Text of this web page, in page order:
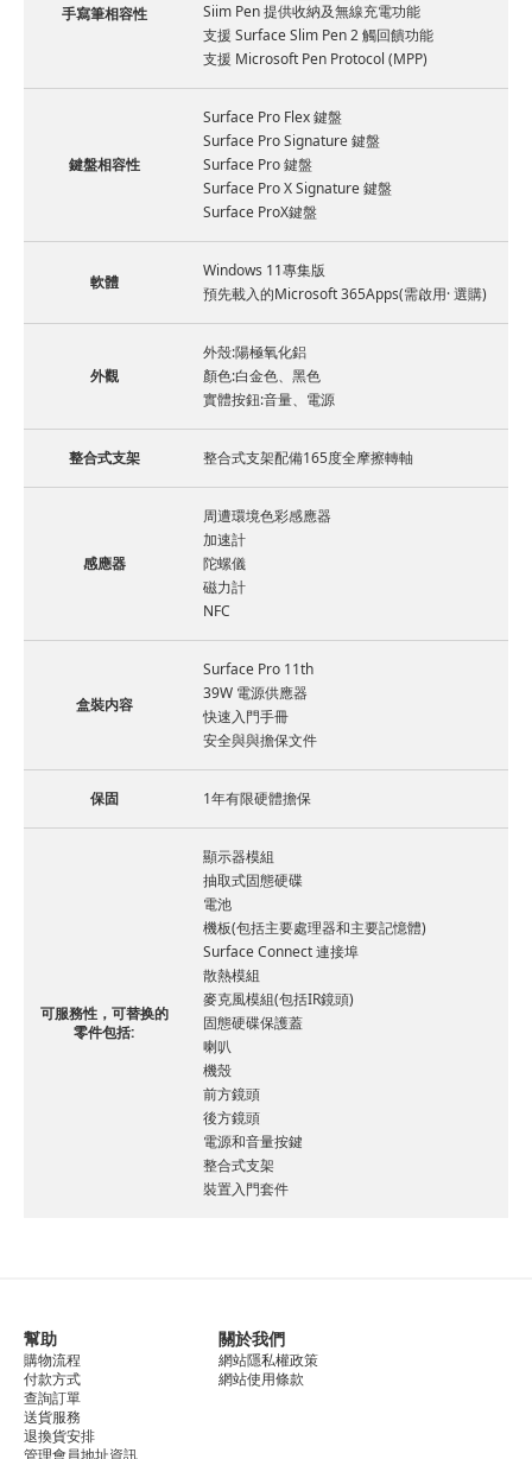
手寫筆相容性
Siim Pen 提供收納及無線充電功能
支援 Surface Slim Pen 2 觸回饋功能
支援 Microsoft Pen Protocol (MPP)
鍵盤相容性
Surface Pro Flex 鍵盤
Surface Pro Signature 鍵盤
Surface Pro 鍵盤
Surface Pro X Signature 鍵盤
Surface ProX鍵盤
軟體
Windows 11專集版
預先載入的Microsoft 365Apps(需啟用· 選購)
外觀
外殼:陽極氧化鋁
顏色:白金色、黑色
實體按鈕:音量、電源
整合式支架 整合式支架配備165度全摩擦轉軸
感應器
周遭環境色彩感應器
加速計
陀螺儀
磁力計
NFC
盒裝内容
Surface Pro 11th
39W 電源供應器
快速入門手冊
安全與與擔保文件
保固 1年有限硬體擔保
可服務性，可替换的
零件包括:
顯示器模組
抽取式固態硬碟
電池
機板(包括主要處理器和主要記憶體)
Surface Connect 連接埠
散熱模組
麥克風模組(包括IR鏡頭)
固態硬碟保護蓋
喇叭
機殼
前方鏡頭
後方鏡頭
電源和音量按鍵
整合式支架
裝置入門套件
幫助
購物流程
付款方式
查詢訂單
送貨服務
退換貨安排
關於我們
網站隱私權政策
網站使用條款